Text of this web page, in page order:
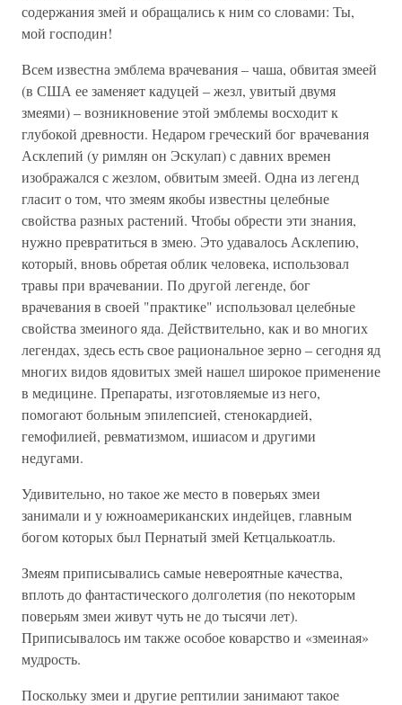
содержания змей и обращались к ним со словами: Ты,
мой господин!
Всем известна эмблема врачевания – чаша, обвитая змеей
(в США ее заменяет кадуцей – жезл, увитый двумя
змеями) – возникновение этой эмблемы восходит к
глубокой древности. Недаром греческий бог врачевания
Асклепий (у римлян он Эскулап) с давних времен
изображался с жезлом, обвитым змеей. Одна из легенд
гласит о том, что змеям якобы известны целебные
свойства разных растений. Чтобы обрести эти знания,
нужно превратиться в змею. Это удавалось Асклепию,
который, вновь обретая облик человека, использовал
травы при врачевании. По другой легенде, бог
врачевания в своей "практике" использовал целебные
свойства змеиного яда. Действительно, как и во многих
легендах, здесь есть свое рациональное зерно – сегодня яд
многих видов ядовитых змей нашел широкое применение
в медицине. Препараты, изготовляемые из него,
помогают больным эпилепсией, стенокардией,
гемофилией, ревматизмом, ишиасом и другими
недугами.
Удивительно, но такое же место в поверьях змеи
занимали и у южноамериканских индейцев, главным
богом которых был Пернатый змей Кетцалькоатль.
Змеям приписывались самые невероятные качества,
вплоть до фантастического долголетия (по некоторым
поверьям змеи живут чуть не до тысячи лет).
Приписывалось им также особое коварство и «змеиная»
мудрость.
Поскольку змеи и другие рептилии занимают такое